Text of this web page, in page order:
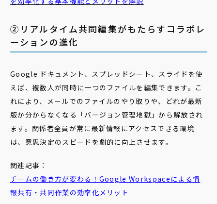
②リアルタイム共同編集がもたらすコラボレ
ーションの進化
Google ドキュメント、スプレッドシート、スライドを使
えば、複数人が同時に一つのファイルを編集できます。こ
れにより、メールでのファイルのやり取りや、どれが最新
版か分からなくなる「バージョン管理地獄」から解放され
ます。関係者全員が常に最新情報にアクセスできる環境
は、意思決定のスピードを劇的に向上させます。
関連記事：
チームの働き方が変わる！Google Workspaceによる情
報共有・共同作業の効率化メリット